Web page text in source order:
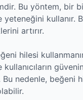
Bu yöntem, bir
kullanır.
artırır.
hilesi
nedenle, beğeni